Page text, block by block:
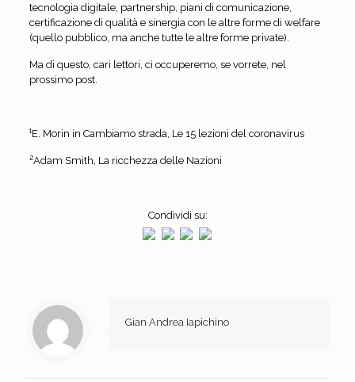
tecnologia digitale, partnership, piani di comunicazione,
certificazione di qualità e sinergia con le altre forme di welfare
(quello pubblico, ma anche tutte le altre forme private).
Ma di questo, cari lettori, ci occuperemo, se vorrete, nel
prossimo post.
¹E. Morin in Cambiamo strada, Le 15 lezioni del coronavirus
²Adam Smith, La ricchezza delle Nazioni
Condividi su:
Gian Andrea Iapichino